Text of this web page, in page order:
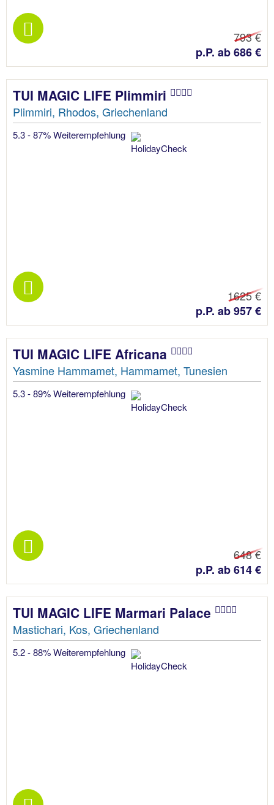
793 €
p.P. ab 686 €
TUI MAGIC LIFE Plimmiri
Plimmiri, Rhodos, Griechenland
5.3 - 87% Weiterempfehlung
1625 €
p.P. ab 957 €
TUI MAGIC LIFE Africana
Yasmine Hammamet, Hammamet, Tunesien
5.3 - 89% Weiterempfehlung
648 €
p.P. ab 614 €
TUI MAGIC LIFE Marmari Palace
Mastichari, Kos, Griechenland
5.2 - 88% Weiterempfehlung